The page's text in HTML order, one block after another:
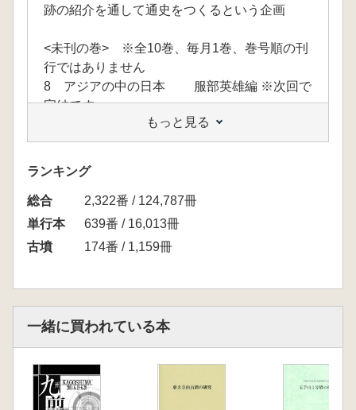
跡の紹介を通して通史をつくるという企画
<未刊の巻> ※全10巻、毎月1巻、巻号順の刊
行ではありません
8 アジアの中の日本 服部英雄編 ※次回で
完結です
もっと見る
ランキング
総合
2,322番 / 124,787冊
単行本
639番 / 16,013冊
古墳
174番 / 1,159冊
一緒に買われている本